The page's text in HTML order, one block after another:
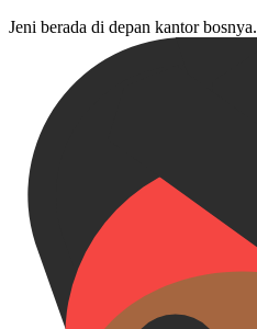
Jeni berada di depan kantor bos⁠nya.